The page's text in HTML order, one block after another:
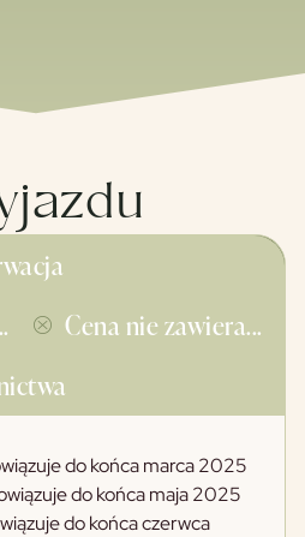
Cena nie zawiera...
do końca marca 2025
do końca maja 2025
do końca czerwca